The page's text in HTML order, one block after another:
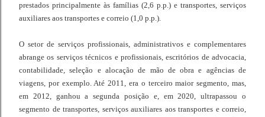
prestados principalmente às famílias (2,6 p.p.) e transportes, serviços
auxiliares aos transportes e correio (1,0 p.p.).
O setor de serviços profissionais, administrativos e complementares
abrange os serviços técnicos e profissionais, escritórios de advocacia,
contabilidade, seleção e alocação de mão de obra e agências de
viagens, por exemplo. Até 2011, era o terceiro maior segmento, mas,
em 2012, ganhou a segunda posição e, em 2020, ultrapassou o
segmento de transportes, serviços auxiliares aos transportes e correio,